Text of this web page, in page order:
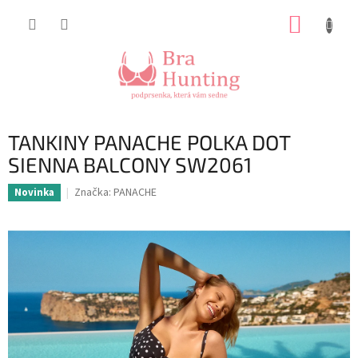
TANKINY PANACHE POLKA DOT
SIENNA BALCONY SW2061
Novinka Značka: PANACHE